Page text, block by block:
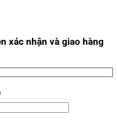
xác nhận và giao hàng